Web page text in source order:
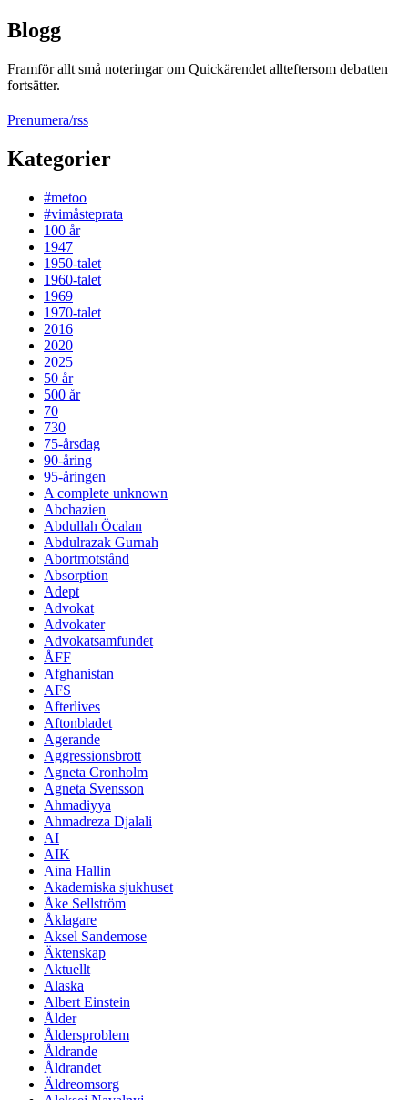
Blogg
Framför allt små noteringar om Quickärendet allteftersom debatten
fortsätter.
Prenumera/rss
Kategorier
#metoo
#vimåsteprata
100 år
1947
1950-talet
1960-talet
1969
1970-talet
2016
2020
2025
50 år
500 år
70
730
75-årsdag
90-åring
95-åringen
A complete unknown
Abchazien
Abdullah Öcalan
Abdulrazak Gurnah
Abortmotstånd
Absorption
Adept
Advokat
Advokater
Advokatsamfundet
ÅFF
Afghanistan
AFS
Afterlives
Aftonbladet
Agerande
Aggressionsbrott
Agneta Cronholm
Agneta Svensson
Ahmadiyya
Ahmadreza Djalali
AI
AIK
Aina Hallin
Akademiska sjukhuset
Åke Sellström
Åklagare
Aksel Sandemose
Äktenskap
Aktuellt
Alaska
Albert Einstein
Ålder
Åldersproblem
Åldrande
Åldrandet
Äldreomsorg